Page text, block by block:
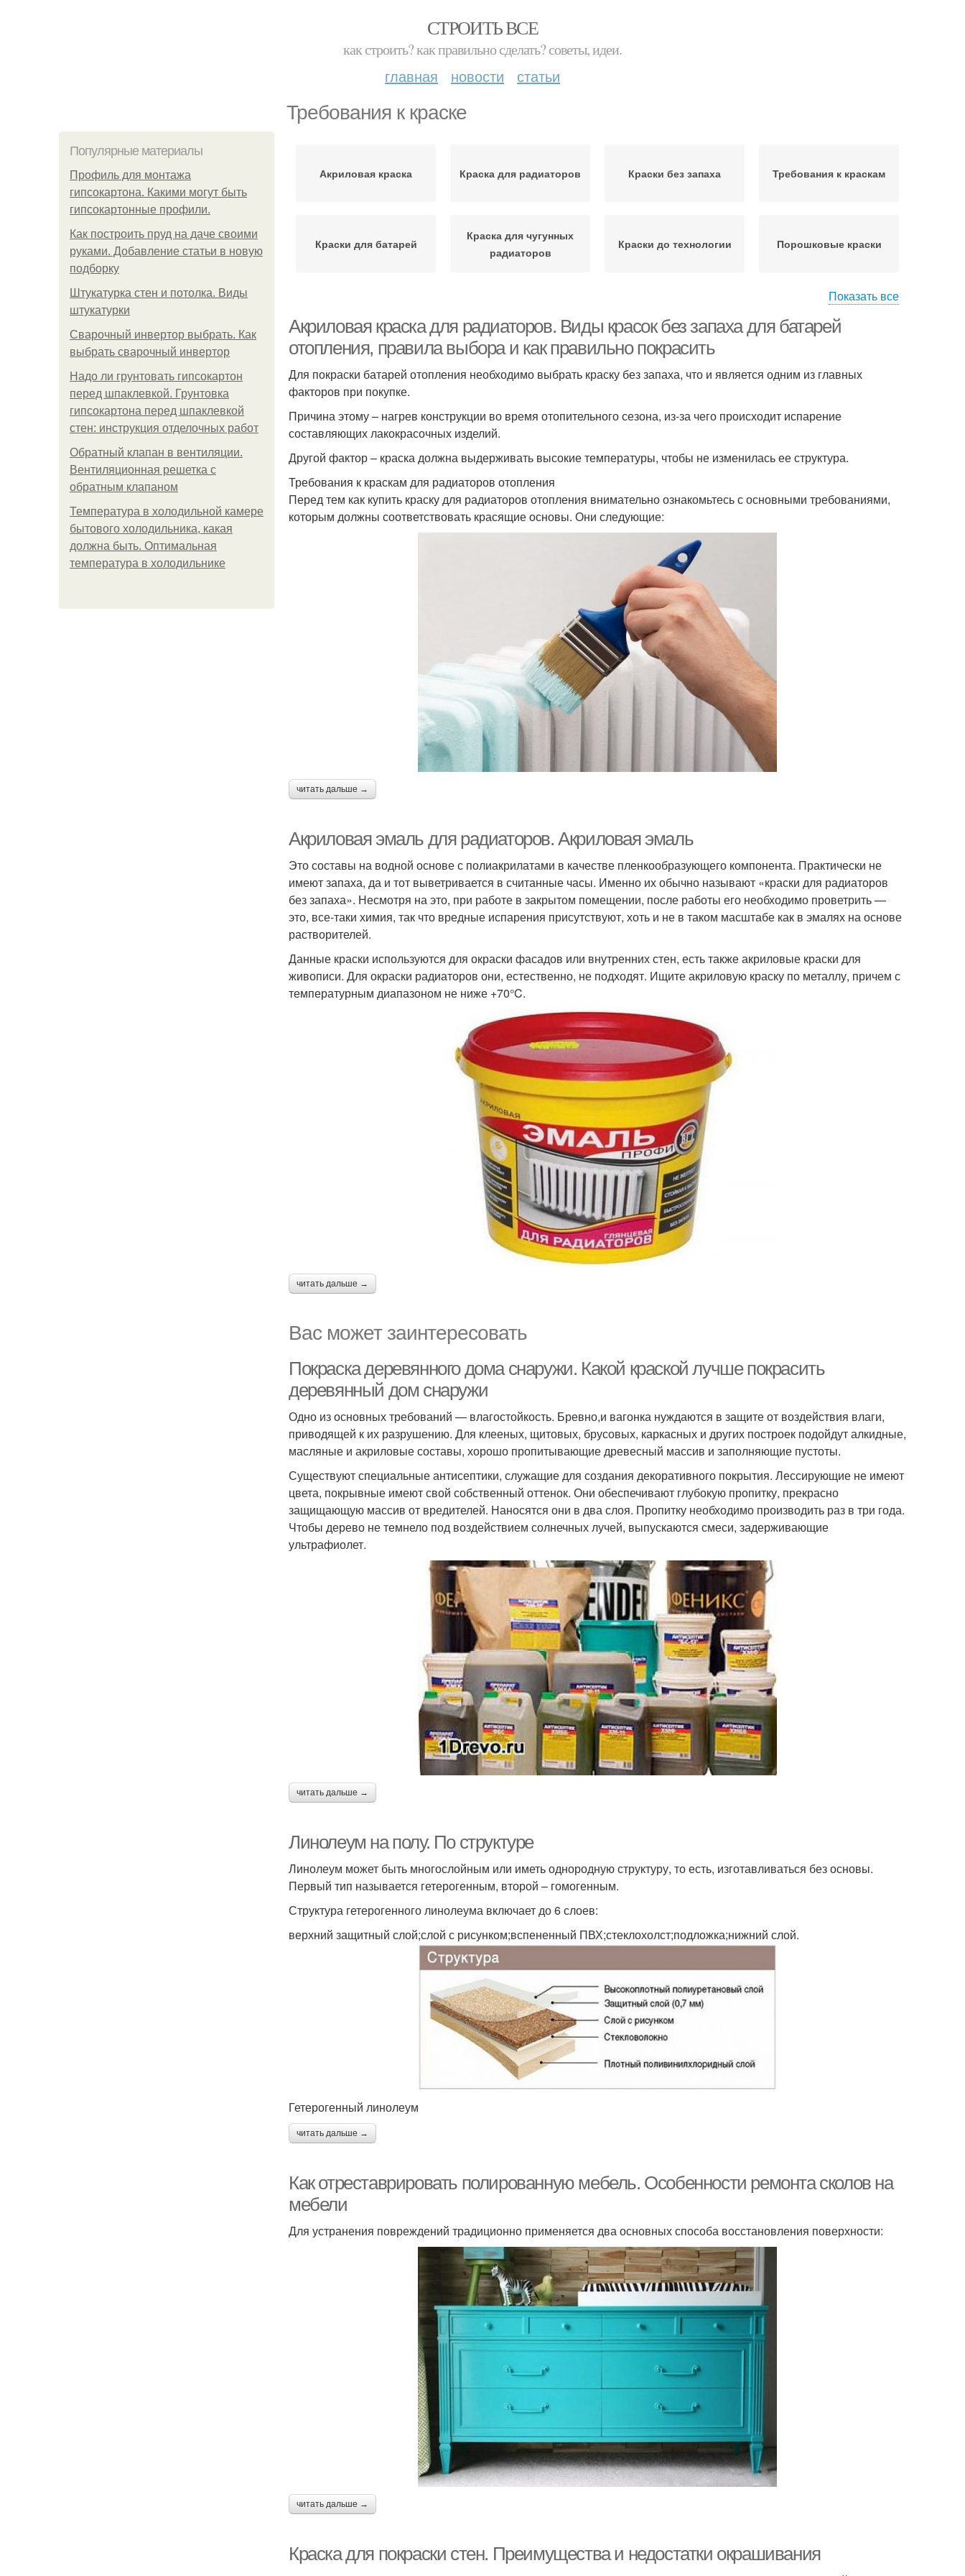
СТРОИТЬ ВСЕ
как строить? как правильно сделать? советы, идеи.
главная новости статьи
Требования к краске
Популярные материалы
Профиль для монтажа
гипсокартона. Какими могут быть
гипсокартонные профили.
Как построить пруд на даче своими
руками. Добавление статьи в новую
подборку
Штукатурка стен и потолка. Виды
штукатурки
Сварочный инвертор выбрать. Как
выбрать сварочный инвертор
Надо ли грунтовать гипсокартон
перед шпаклевкой. Грунтовка
гипсокартона перед шпаклевкой
стен: инструкция отделочных работ
Обратный клапан в вентиляции.
Вентиляционная решетка с
обратным клапаном
Температура в холодильной камере
бытового холодильника, какая
должна быть. Оптимальная
температура в холодильнике
Акриловая краска Краска для радиаторов Краски без запаха Требования к краскам
Краски для батарей
Краска для чугунных
радиаторов
Краски до технологии Порошковые краски
Показать все
Акриловая краска для радиаторов. Виды красок без запаха для батарей
отопления, правила выбора и как правильно покрасить
Для покраски батарей отопления необходимо выбрать краску без запаха, что и является одним из главных
факторов при покупке.
Причина этому – нагрев конструкции во время отопительного сезона, из-за чего происходит испарение
составляющих лакокрасочных изделий.
Другой фактор – краска должна выдерживать высокие температуры, чтобы не изменилась ее структура.
Требования к краскам для радиаторов отопления
Перед тем как купить краску для радиаторов отопления внимательно ознакомьтесь с основными требованиями,
которым должны соответствовать красящие основы. Они следующие:
читать дальше →
Акриловая эмаль для радиаторов. Акриловая эмаль
Это составы на водной основе с полиакрилатами в качестве пленкообразующего компонента. Практически не
имеют запаха, да и тот выветривается в считанные часы. Именно их обычно называют «краски для радиаторов
без запаха». Несмотря на это, при работе в закрытом помещении, после работы его необходимо проветрить —
это, все-таки химия, так что вредные испарения присутствуют, хоть и не в таком масштабе как в эмалях на основе
растворителей.
Данные краски используются для окраски фасадов или внутренних стен, есть также акриловые краски для
живописи. Для окраски радиаторов они, естественно, не подходят. Ищите акриловую краску по металлу, причем с
температурным диапазоном не ниже +70°C.
читать дальше →
Вас может заинтересовать
Покраска деревянного дома снаружи. Какой краской лучше покрасить
деревянный дом снаружи
Одно из основных требований — влагостойкость. Бревно,и вагонка нуждаются в защите от воздействия влаги,
приводящей к их разрушению. Для клееных, щитовых, брусовых, каркасных и других построек подойдут алкидные,
масляные и акриловые составы, хорошо пропитывающие древесный массив и заполняющие пустоты.
Существуют специальные антисептики, служащие для создания декоративного покрытия. Лессирующие не имеют
цвета, покрывные имеют свой собственный оттенок. Они обеспечивают глубокую пропитку, прекрасно
защищающую массив от вредителей. Наносятся они в два слоя. Пропитку необходимо производить раз в три года.
Чтобы дерево не темнело под воздействием солнечных лучей, выпускаются смеси, задерживающие
ультрафиолет.
читать дальше →
Линолеум на полу. По структуре
Линолеум может быть многослойным или иметь однородную структуру, то есть, изготавливаться без основы.
Первый тип называется гетерогенным, второй – гомогенным.
Структура гетерогенного линолеума включает до 6 слоев:
верхний защитный слой;слой с рисунком;вспененный ПВХ;стеклохолст;подложка;нижний слой.
Гетерогенный линолеум
читать дальше →
Как отреставрировать полированную мебель. Особенности ремонта сколов на
мебели
Для устранения повреждений традиционно применяется два основных способа восстановления поверхности:
читать дальше →
Краска для покраски стен. Преимущества и недостатки окрашивания